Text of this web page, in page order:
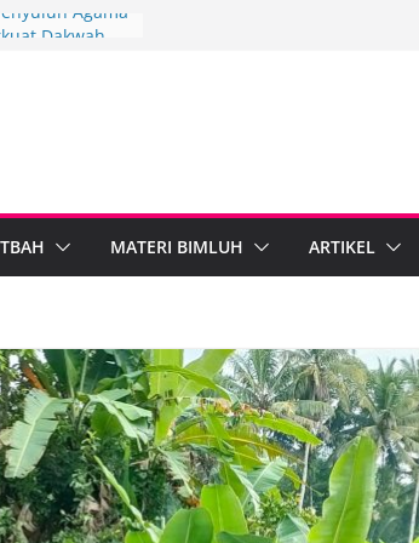
Agama
Penyuluh
Brebes
Standarkan
MATERI BIMLUH ARTIKEL